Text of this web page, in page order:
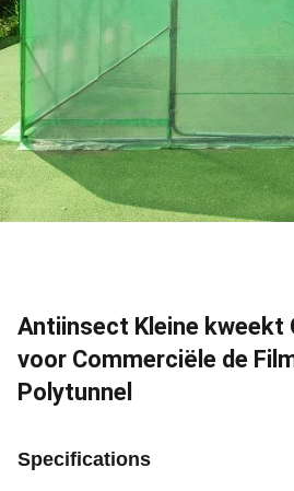
Antiinsect Kleine kweekt
voor Commerciële de
Polytunnel
Specifications